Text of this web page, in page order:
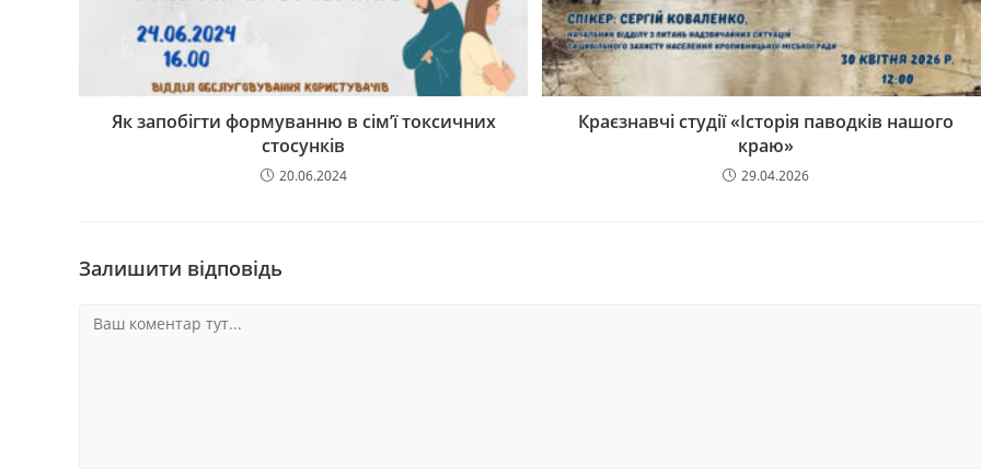
Як запобігти формуванню в сім’ї токсичних
стосунків
20.06.2024
Краєзнавчі студії «Історія паводків нашого
краю»
29.04.2026
Залишити відповідь